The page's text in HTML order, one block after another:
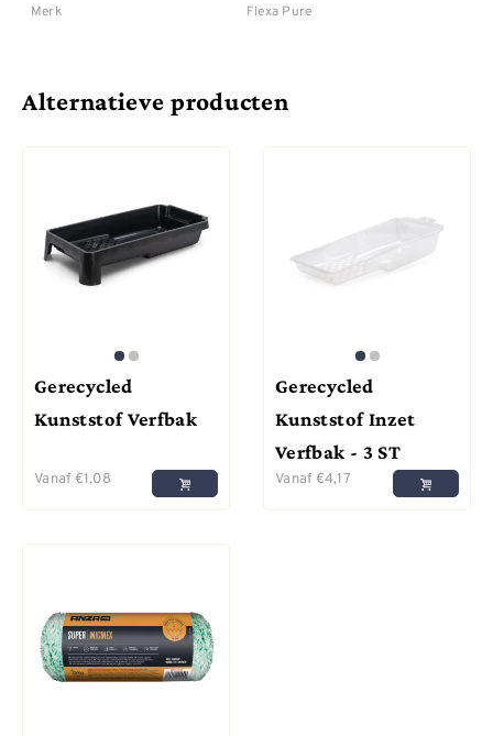
Merk Flexa Pure
Alternatieve producten
Gerecycled
Kunststof Verfbak
Vanaf €1,08
Gerecycled
Kunststof Inzet
Verfbak - 3 ST
Vanaf €4,17